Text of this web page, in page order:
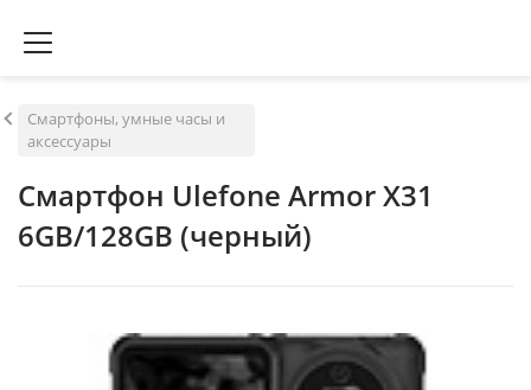
Смартфоны, умные часы и
аксессуары
Смартфон Ulefone Armor X31
6GB/128GB (черный)